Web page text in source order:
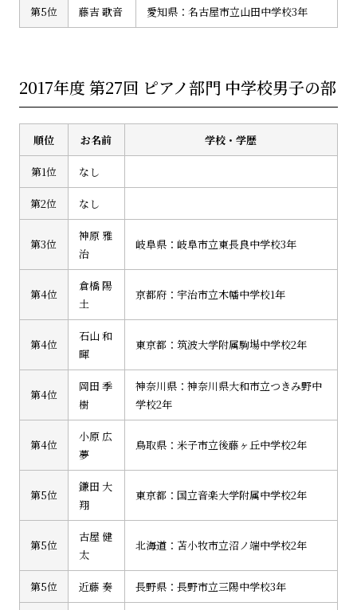
第5位 藤吉 歌音 愛知県：名古屋市立山田中学校3年
2017年度 第27回 ピアノ部門 中学校男子の部
順位 お名前 学校・学歴
第1位 なし
第2位 なし
第3位
神原 雅
治
岐阜県：岐阜市立東長良中学校3年
第4位
倉橋 陽
土
京都府：宇治市立木幡中学校1年
第4位
石山 和
暉
東京都：筑波大学附属駒場中学校2年
第4位
岡田 季
樹
神奈川県：神奈川県大和市立つきみ野中
学校2年
第4位
小原 広
夢
鳥取県：米子市立後藤ヶ丘中学校2年
第5位
鎌田 大
翔
東京都：国立音楽大学附属中学校2年
第5位
古屋 健
太
北海道：苫小牧市立沼ノ端中学校2年
第5位 近藤 奏 長野県：長野市立三陽中学校3年